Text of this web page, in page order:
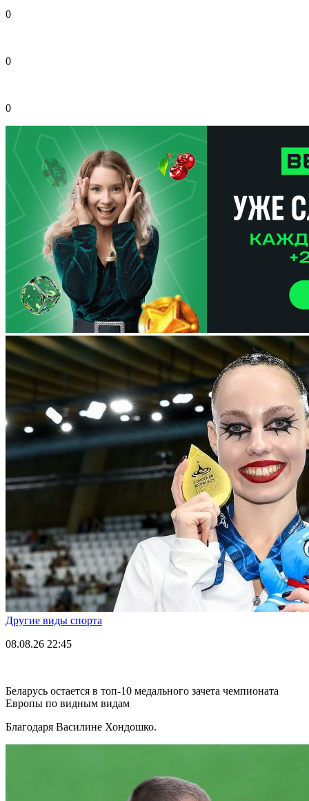
0
0
0
Другие виды спорта
08.08.26 22:45
Беларусь остается в топ-10 медального зачета чемпионата
Европы по видным видам
Благодаря Василине Хондошко.